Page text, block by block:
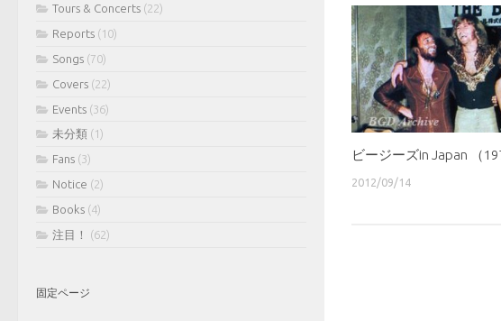
ビージーズin Japan （
2012/09/14
Tours & Concerts (22)
Reports (10)
Songs (70)
Covers (22)
Events (36)
未分類 (1)
Fans (3)
Notice (2)
Books (4)
注目！
(62)
固定ページ